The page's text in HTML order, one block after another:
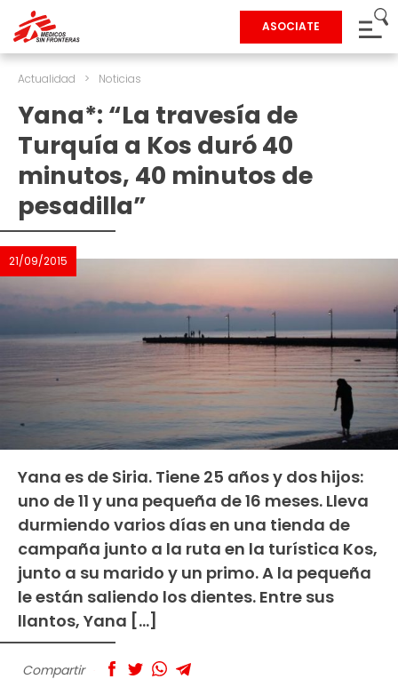
ASOCIATE
Actualidad > Noticias
Yana*: “La travesía de
Turquía a Kos duró 40
minutos, 40 minutos de
pesadilla”
21/09/2015
Yana es de Siria. Tiene 25 años y dos hijos:
uno de 11 y una pequeña de 16 meses. Lleva
durmiendo varios días en una tienda de
campaña junto a la ruta en la turística Kos,
junto a su marido y un primo. A la pequeña
le están saliendo los dientes. Entre sus
llantos, Yana […]
Compartir